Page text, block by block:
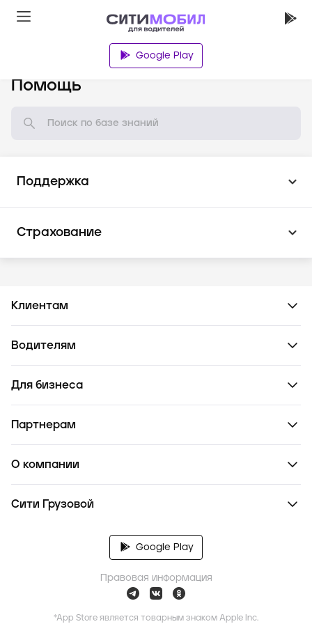
Google Play
Помощь
Поддержка
Страхование
Клиентам
Водителям
Для бизнеса
Партнерам
О компании
Сити Грузовой
Google Play
Правовая информация
*App Store является товарным знаком Apple Inc.